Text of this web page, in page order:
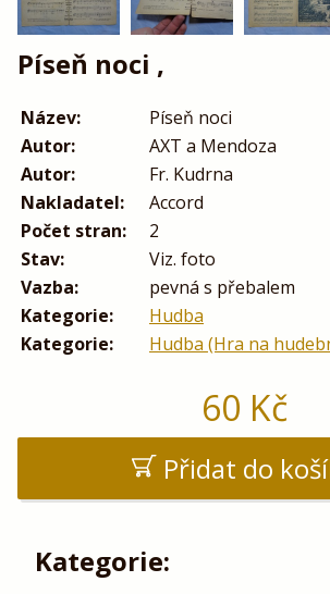
Píseň noci ,
Název:
Píseň noci
Autor:
AXT a Mendoza
Autor:
Fr. Kudrna
Nakladatel:
Accord
Počet stran:
2
Stav:
Viz. foto
Vazba:
pevná s přebalem
Kategorie:
Hudba
Kategorie:
Hudba (Hra na
60 Kč
Přidat do
Kategorie: